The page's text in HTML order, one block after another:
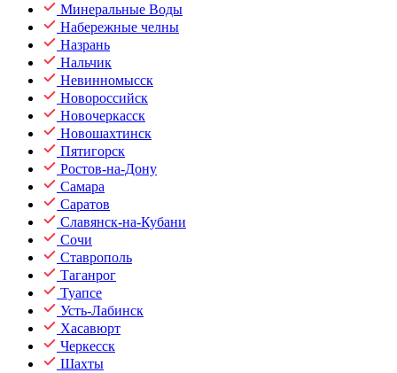
Минеральные Воды
Набережные челны
Назрань
Нальчик
Невинномысск
Новороссийск
Новочеркасск
Новошахтинск
Пятигорск
Ростов-на-Дону
Самара
Саратов
Славянск-на-Кубани
Сочи
Ставрополь
Таганрог
Туапсе
Усть-Лабинск
Хасавюрт
Черкесск
Шахты